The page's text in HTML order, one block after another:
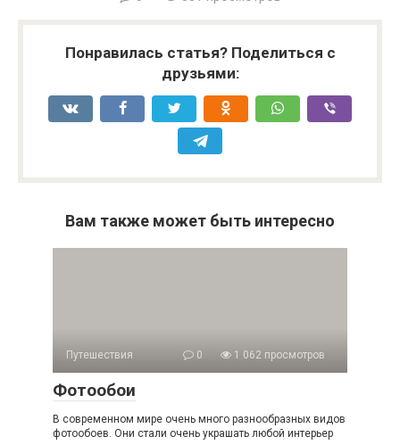
Понравилась статья? Поделиться с
друзьями:
Вам также может быть интересно
Путешествия 0 1 062 просмотров
Фотообои
В современном мире очень много разнообразных видов
фотообоев. Они стали очень украшать любой интерьер